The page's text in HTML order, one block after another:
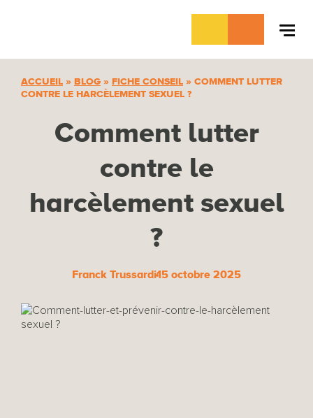
ACCUEIL » BLOG » FICHE CONSEIL » COMMENT LUTTER
CONTRE LE HARCÈLEMENT SEXUEL ?
Comment lutter
contre le
harcèlement sexuel
?
Franck Trussardi15 octobre 2025